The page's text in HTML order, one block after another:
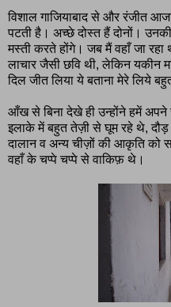
विशाल गाजियाबाद से और रंजीत
पटती है। अच्छे दोस्त हैं दोनों।
मस्ती करते होंगे। जब मैं वहाँ जा
लाचार जैसी छवि थी, लेकिन यकीन
दिल जीत लिया ये बताना मेरे लिये
आँख से बिना देखे ही उन्होंने हमें अपने
इलाके में बहुत तेज़ी से घूम रहे थे,
दालान व अन्य चीज़ों की आकृति को
वहाँ के चप्पे चप्पे से वाकिफ़ थे।